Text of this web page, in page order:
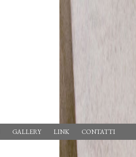
GALLERY LINK CONTATTI